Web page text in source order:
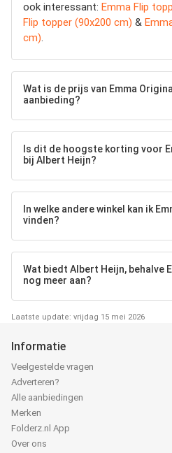
ook interessant: Emma Flip
Flip topper (90x200 cm) &
cm).
Wat is de prijs van Emma
aanbieding?
Is dit de hoogste korting voor
bij Albert Heijn?
In welke andere winkel kan ik
vinden?
Wat biedt Albert Heijn, behalve
nog meer aan?
Laatste update: vrijdag 15 mei 2026
Informatie
Veelgestelde vragen
Adverteren?
Alle aanbiedingen
Merken
Folderz.nl App
Over ons